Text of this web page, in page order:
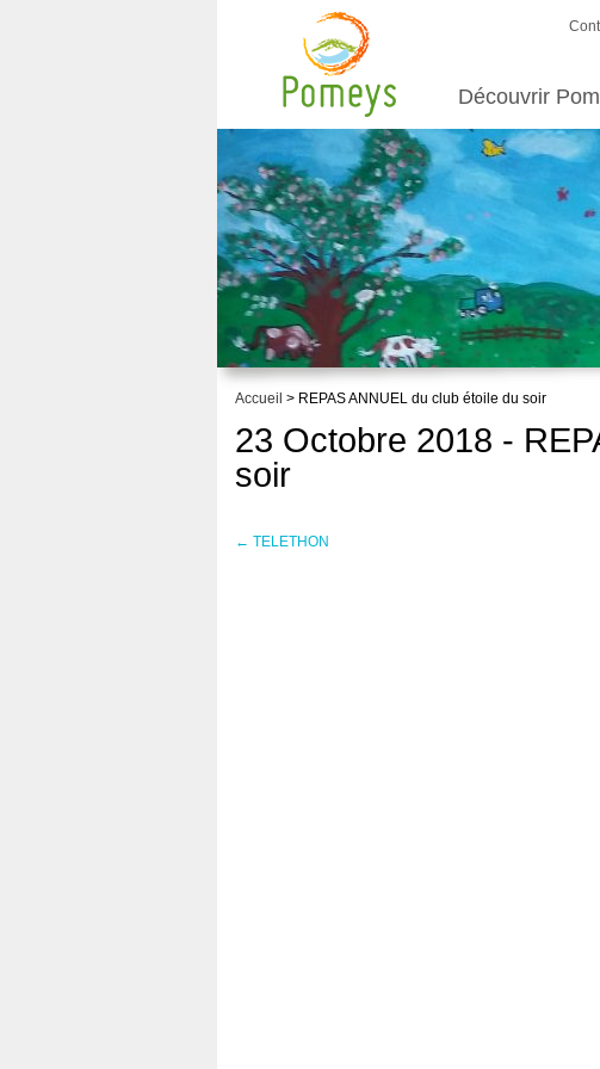
Découvrir
Accueil > REPAS ANNUEL du club étoile du soir
23 Octobre 2018 -
soir
← TELETHON